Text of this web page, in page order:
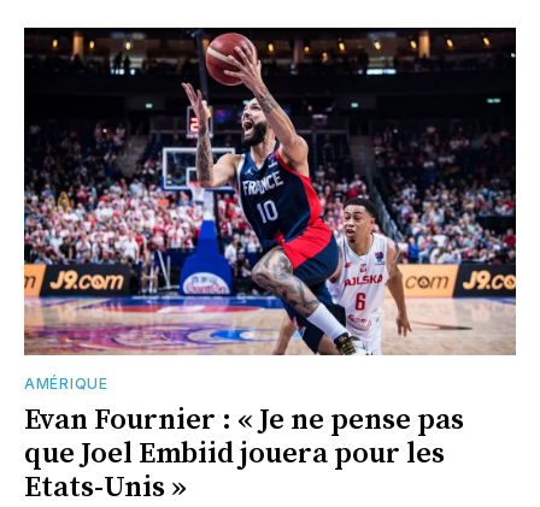
AMÉRIQUE
Evan Fournier : « Je ne pense pas
que Joel Embiid jouera pour les
Etats-Unis »